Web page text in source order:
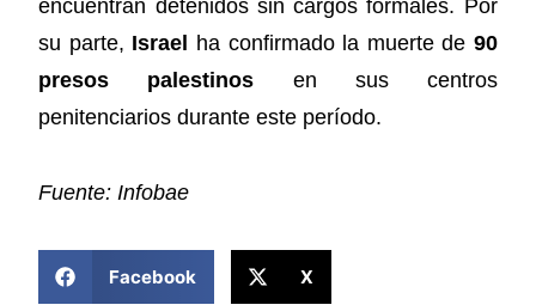
encuentran detenidos sin cargos formales. Por
su parte, Israel ha confirmado la muerte de 90
presos palestinos en sus centros
penitenciarios durante este período.
Fuente: Infobae
Facebook X